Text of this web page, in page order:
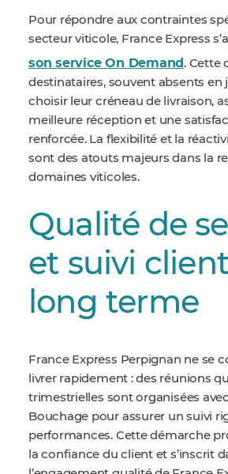
Pour répondre aux contraintes
secteur viticole, France Express
son service On Demand. Cette
destinataires, souvent absents en
choisir leur créneau de livraison,
meilleure réception et une
renforcée. La flexibilité et la
sont des atouts majeurs dans la
domaines viticoles.
Qualité de
et suivi
long terme
France Express Perpignan ne se
livrer rapidement : des réunions
trimestrielles sont organisées
Bouchage pour assurer un suivi
performances. Cette démarche
la confiance du client et s’inscrit